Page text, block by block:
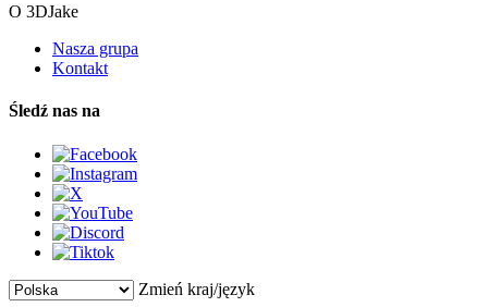
O 3DJake
Nasza grupa
Kontakt
Śledź nas na
Zmień kraj/język